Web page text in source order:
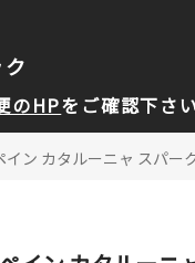
のHPをご確認下さい
ン カタルーニャ スパ